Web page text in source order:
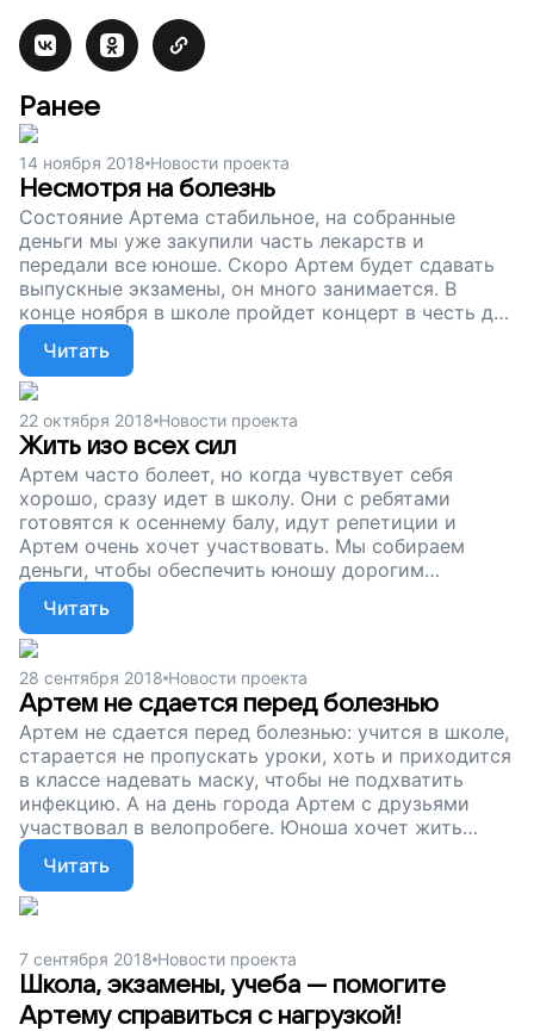
Ранее
14 ноября 2018 Новости проекта
Несмотря на болезнь
Состояние Артема стабильное, на собранные
деньги мы уже закупили часть лекарств и
передали все юноше. Скоро Артем будет сдавать
выпускные экзамены, он много занимается. В
конце ноября в школе пройдет концерт в честь дня
матери, и Артем будет участвовать. Мы
продолжаем собирать деньги, чтобы юноша мог
жить, учиться, встречаться с друзьями, не
оглядываясь на болезнь. Поддержите наш проект!
Читать
22 октября 2018 Новости проекта
Жить изо всех сил
Артем часто болеет, но когда чувствует себя
хорошо, сразу идет в школу. Они с ребятами
готовятся к осеннему балу, идут репетиции и
Артем очень хочет участвовать. Мы собираем
деньги, чтобы обеспечить юношу дорогим
лекарством: без него он не сможет ходить в
школу, встречаться с друзьями, учиться...Помогите
Артему жить, не оглядываясь на болезнь,
поддержите наш проект!
Читать
28 сентября 2018 Новости проекта
Артем не сдается перед болезнью
Артем не сдается перед болезнью: учится в школе,
старается не пропускать уроки, хоть и приходится
в классе надевать маску, чтобы не подхватить
инфекцию. А на день города Артем с друзьями
участвовал в велопробеге. Юноша хочет жить
полной жизнью и быть сильным. Но для этого ему
нужен дорогой препарат. Помогите Артему не
прогнуться под болезнь, поддержите наш проект.
Читать
7 сентября 2018 Новости проекта
Школа, экзамены, учеба — помогите
Артему справиться с нагрузкой!